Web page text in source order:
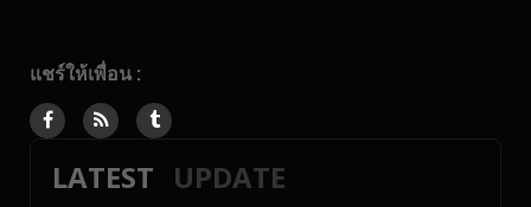
แชร์ให้เพื่อน :
LATEST UPDATE